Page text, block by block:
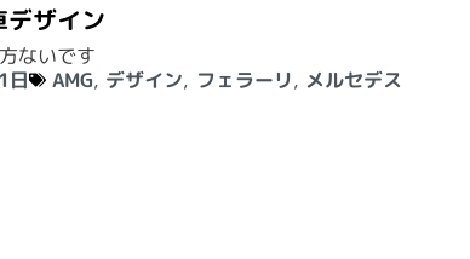
デザイン
ないです
日
AMG, デザイン, フェラーリ, メルセデス